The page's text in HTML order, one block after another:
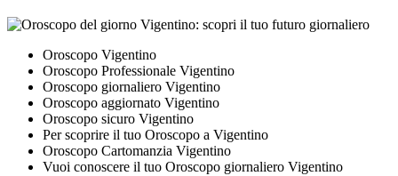
Oroscopo Vigentino
Oroscopo Professionale Vigentino
Oroscopo giornaliero Vigentino
Oroscopo aggiornato Vigentino
Oroscopo sicuro Vigentino
Per scoprire il tuo Oroscopo a Vigentino
Oroscopo Cartomanzia Vigentino
Vuoi conoscere il tuo Oroscopo giornaliero Vigentino